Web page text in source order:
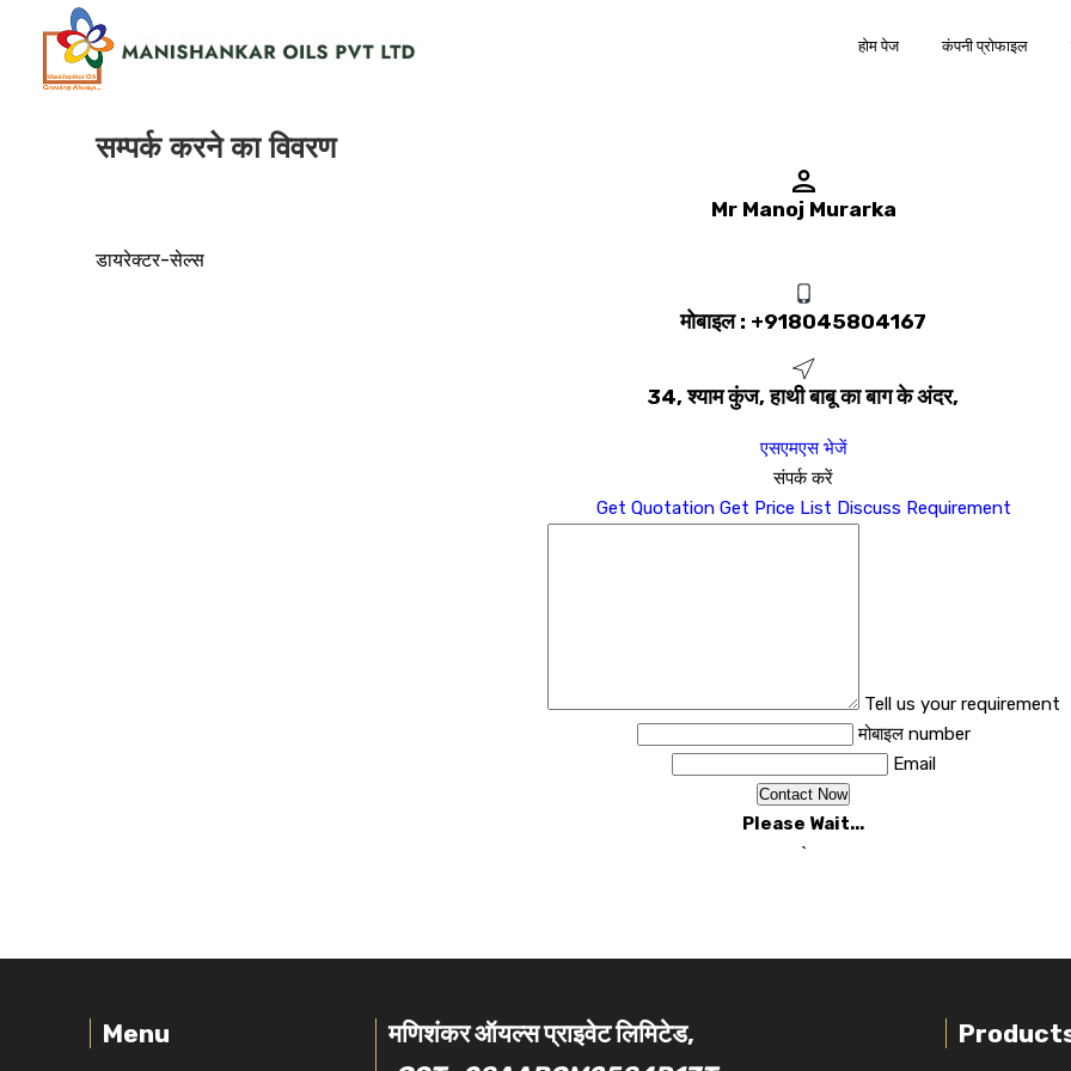
होम पेज कंपनी प्रोफाइल
सम्पर्क करने का विवरण
Mr Manoj Murarka
डायरेक्टर-सेल्स
मोबाइल : +918045804167
34, श्याम कुंज, हाथी बाबू का बाग के अंदर,
एसएमएस भेजें
संपर्क करें
Get Quotation Get Price List Discuss Requirement
Tell us your requirement
मोबाइल number
Email
Please Wait...
`
Menu
मणिशंकर ऑयल्स प्राइवेट लिमिटेड,